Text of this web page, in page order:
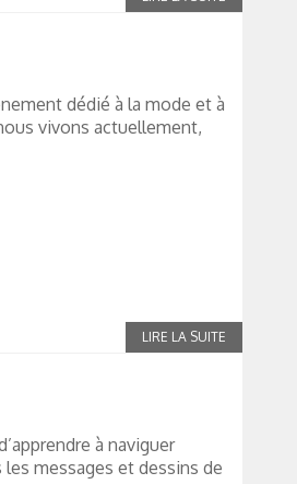
dédié à la mode et à
vivons actuellement,
à naviguer
les messages et dessins de